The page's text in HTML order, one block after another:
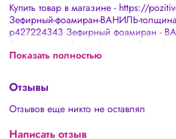
Купить товар в магазине - https://
Зефирный-фоамиран-ВАНИЛЬ-
p427224343 Зефирный фоамиран -
2мм, ширина 1 метр Цена за 1 метр!
Показать полностью
Отзывы
Отзывов еще никто не оставлял
Написать отзыв